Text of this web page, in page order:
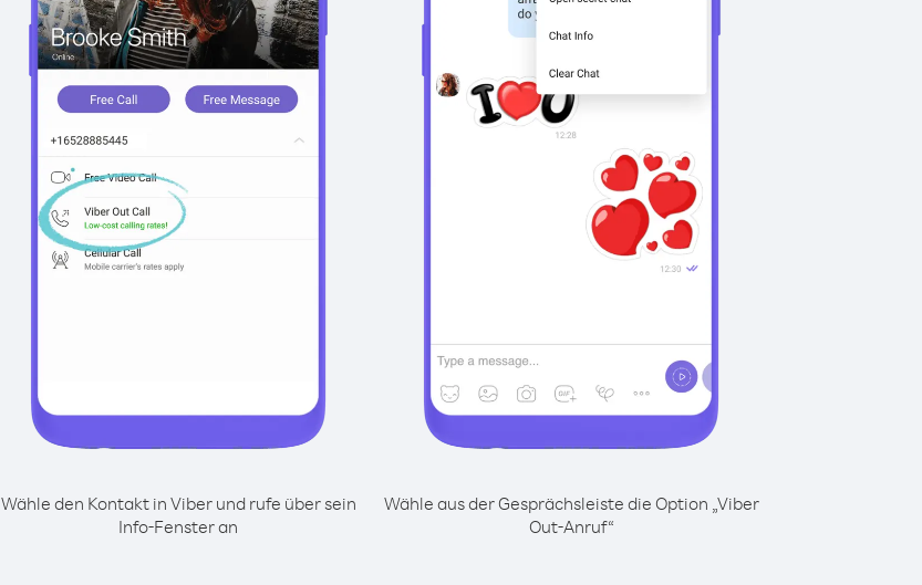
Wähle den Kontakt in Viber und rufe über sein
Info-Fenster an
Wähle aus der Gesprächsleiste die Option „Viber
Out-Anruf“